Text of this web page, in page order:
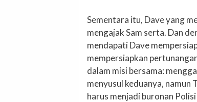
Sementara itu, Dave yang
mengajak Sam serta. Dan
mendapati Dave
mempersiapkan
dalam misi bersama:
menyusul keduanya, namun
harus menjadi buronan